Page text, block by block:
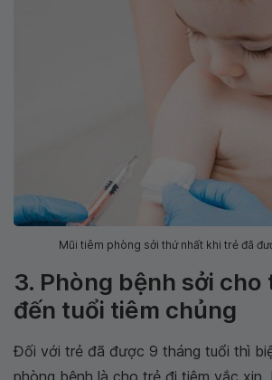
Mũi tiêm phòng sởi thứ nhất khi trẻ đã
3. Phòng bệnh sởi cho
đến tuổi tiêm chủng
Đối với trẻ đã được 9 tháng tuổi thì